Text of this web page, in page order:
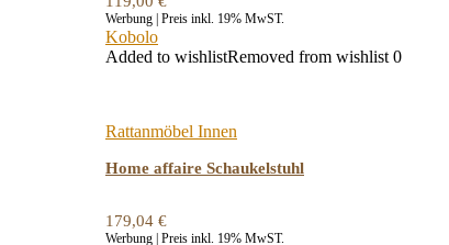
Werbung | Preis inkl. 19% MwST.
Kobolo
Added to wishlistRemoved from wishlist 0
Rattanmöbel Innen
Home affaire Schaukelstuhl
179,04 €
Werbung | Preis inkl. 19% MwST.